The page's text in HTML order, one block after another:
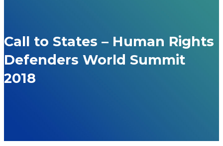
Call to States – Human Rights
Defenders World Summit
2018